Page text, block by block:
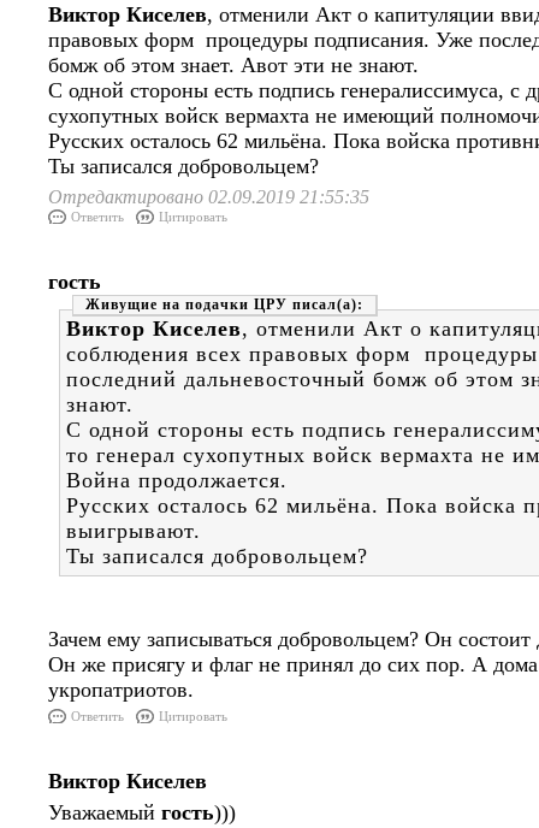
Виктор Киселев, отменили Акт о капитуляции
правовых форм процедуры подписания. Уже
бомж об этом знает. Авот эти не знают.
С одной стороны есть подпись генералиссимуса, с
сухопутных войск вермахта не имеющий
Русских осталось 62 мильёна. Пока войска
Ты записался добровольцем?
Отредактировано 02.09.2019 21:55:35
Ответить Цитировать
гость
Живущие на подачки ЦРУ
Виктор Киселев, отменили Акт о
соблюдения всех правовых форм
последний дальневосточный бомж об этом
знают.
С одной стороны есть подпись
то генерал сухопутных войск вермахта не
Война продолжается.
Русских осталось 62 мильёна. Пока войска
выигрывают.
Ты записался добровольцем?
Зачем ему записываться добровольцем? Он
Он же присягу и флаг не принял до сих пор. А
укропатриотов.
Ответить Цитировать
Виктор Киселев
Уважаемый гость)))